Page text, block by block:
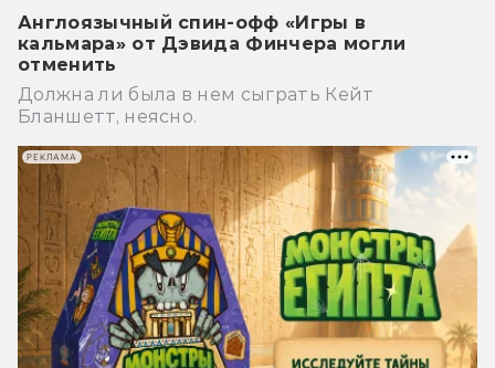
Англоязычный спин-офф «Игры в
кальмара» от Дэвида Финчера могли
отменить
Должна ли была в нем сыграть Кейт
Бланшетт, неясно.
РЕКЛАМА